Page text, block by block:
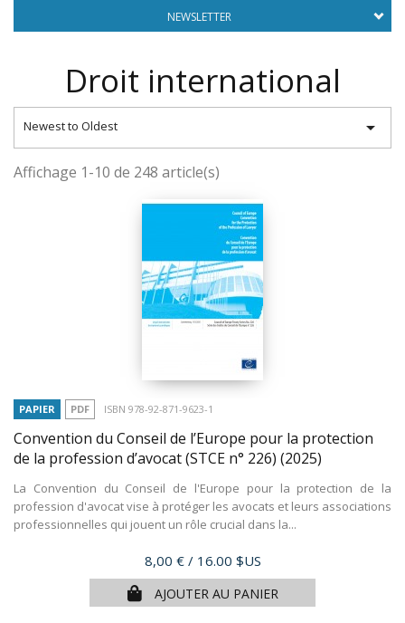
NEWSLETTER
Droit international
Newest to Oldest 
Affichage 1-10 de 248 article(s)
PAPIER PDF ISBN 978-92-871-9623-1
Convention du Conseil de l’Europe pour la protection
de la profession d’avocat (STCE n° 226) (2025)
La Convention du Conseil de l'Europe pour la protection de la
profession d'avocat vise à protéger les avocats et leurs associations
professionnelles qui jouent un rôle crucial dans la...
Prix
8,00 € / 16.00 $US
AJOUTER AU PANIER